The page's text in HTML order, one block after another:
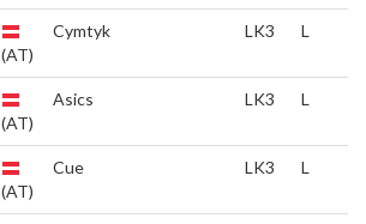
(AT)
Cymtyk LK3 L
(AT)
Asics LK3 L
(AT)
Cue LK3 L